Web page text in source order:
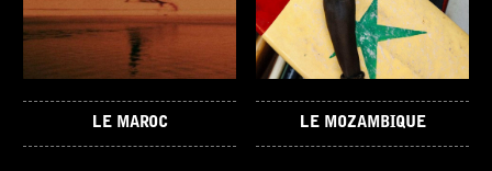
LE MAROC LE MOZAMBIQUE